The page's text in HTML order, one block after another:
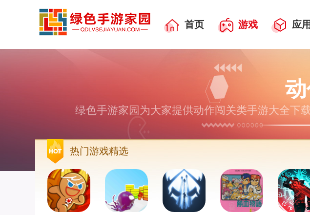
首页 游戏 应用
绿色手游家园为大家提供动作闯关类手游大全下
热门游戏精选